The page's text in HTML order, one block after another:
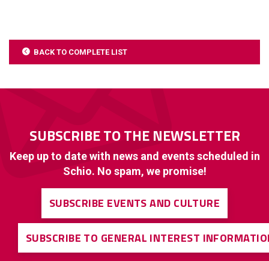
BACK TO COMPLETE LIST
SUBSCRIBE TO THE NEWSLETTER
Keep up to date with news and events scheduled in
Schio. No spam, we promise!
SUBSCRIBE EVENTS AND CULTURE
SUBSCRIBE TO GENERAL INTEREST